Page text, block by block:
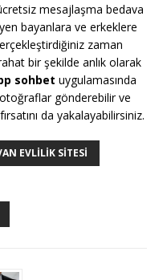
mesajlaşma bedava
bayanlara ve erkeklere
zaman
bir şekilde anlık olarak
sohbet uygulamasında
gönderebilir ve
da yakalayabilirsiniz.
EVLILIK SITESI